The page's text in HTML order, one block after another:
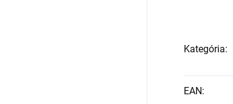
Kategória:
EAN: